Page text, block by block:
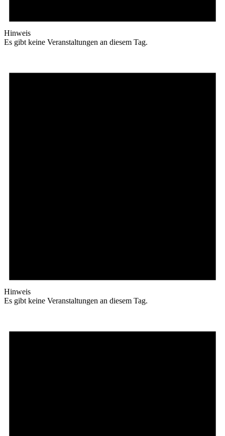
Hinweis
Es gibt keine Veranstaltungen an diesem Tag.
Hinweis
Es gibt keine Veranstaltungen an diesem Tag.